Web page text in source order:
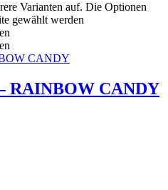
Varianten auf. Die Optionen
gewählt werden
RAINBOW CANDY